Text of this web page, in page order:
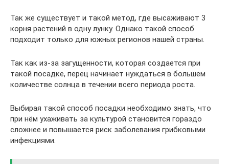
Так же существует и такой метод, где высаживают 3
корня растений в одну лунку. Однако такой способ
подходит только для южных регионов нашей страны.
Так как из-за загущенности, которая создается при
такой посадке, перец начинает нуждаться в большем
количестве солнца в течении всего периода роста.
Выбирая такой способ посадки необходимо знать, что
при нём ухаживать за культурой становится гораздо
сложнее и повышается риск заболевания грибковыми
инфекциями.